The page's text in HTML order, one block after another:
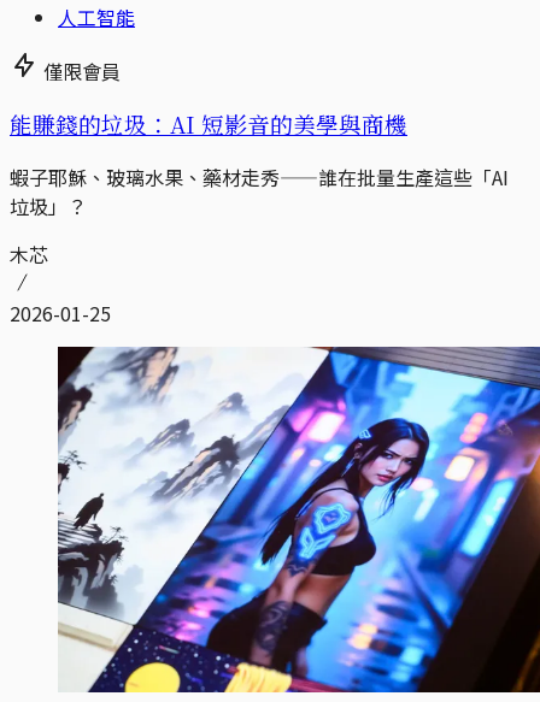
人工智能
僅限會員
能賺錢的垃圾：AI 短影音的美學與商機
蝦子耶穌、玻璃水果、藥材走秀——誰在批量生產這些「AI
垃圾」？
木芯
2026-01-25